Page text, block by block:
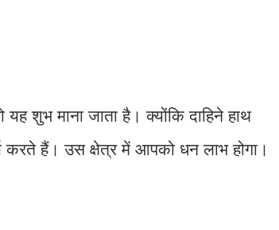
शुभ माना जाता है। क्योंकि दाहिने हाथ
करते हैं। उस क्षेत्र में आपको धन लाभ होगा।